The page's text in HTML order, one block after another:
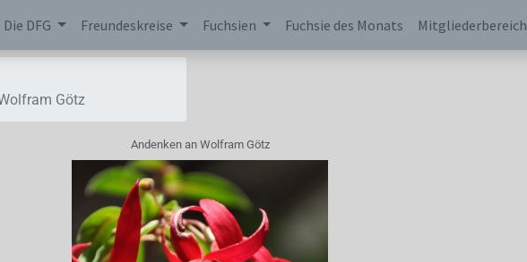
Die DFG Freundeskreise Fuchsien Fuchsie des Monats Mitgliederbereich
Götz
Andenken an Wolfram Götz